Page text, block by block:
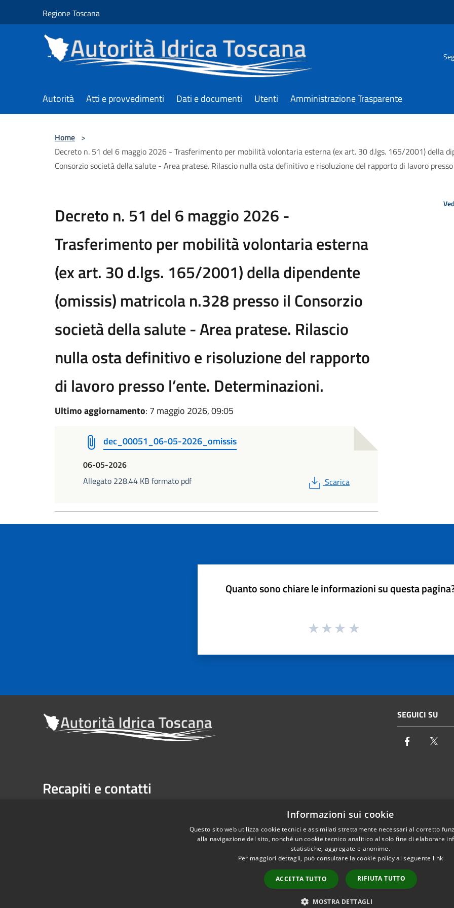
Regione Toscana
Autorità Atti e provvedimenti Dati e documenti Utenti Amministrazione Trasparente
Home >
Decreto n. 51 del 6 maggio 2026 - Trasferimento per mobilità volontaria esterna (ex art. 30 d.lgs. 165/2001) della
Consorzio società della salute - Area pratese. Rilascio nulla osta definitivo e risoluzione del rapporto di lavoro
Decreto n. 51 del 6 maggio 2026 -
Trasferimento per mobilità volontaria esterna
(ex art. 30 d.lgs. 165/2001) della dipendente
(omissis) matricola n.328 presso il Consorzio
società della salute - Area pratese. Rilascio
nulla osta definitivo e risoluzione del rapporto
di lavoro presso l’ente. Determinazioni.
Ultimo aggiornamento: 7 maggio 2026, 09:05
dec_00051_06-05-2026_omissis
06-05-2026
Allegato 228.44 KB formato pdf
PDF
Scarica
Quanto sono chiare le informazioni su questa
SEGUICI SU
Facebook
Recapiti e contatti
Casella Postale n. 1485 | U.P. Firenze, 7 Via G. Verdi - 50122 Firenze
Email:info@autoritaidrica.toscana.it
Pec:protocollo@pec.autoritaidrica.toscana.it
IPA Indice delle Pubbliche Amministrazioni
Elenco contatti interni
Copyright © 2026 • Autorità
Informazioni sui cookie
Questo sito web utilizza cookie tecnici e assimilati strettamente necessari al corretto
alla navigazione del sito, nonché un cookie tecnico analitico al solo fine di elaborare
statistiche, aggregate e anonime.
Per maggiori dettagli, può consultare la cookie policy al seguente link
ACCETTA TUTTO RIFIUTA TUTTO
MOSTRA DETTAGLI